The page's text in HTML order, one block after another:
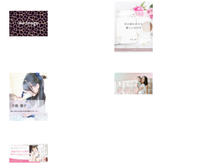
2026.01.11 2026.01.08
りますように
2026.01.06